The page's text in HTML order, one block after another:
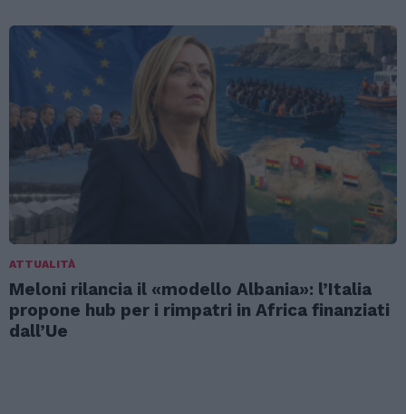
ATTUALITÀ
Meloni rilancia il «modello Albania»: l’Italia
propone hub per i rimpatri in Africa finanziati
dall’Ue